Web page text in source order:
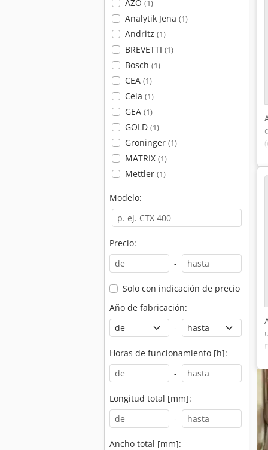
AZO (1)
Analytik Jena (1)
Andritz (1)
BREVETTI (1)
Bosch (1)
CEA (1)
Ceia (1)
GEA (1)
GOLD (1)
Groninger (1)
MATRIX (1)
Mettler (1)
Modelo:
Precio:
-
Solo con indicación de precio
Año de fabricación:
-
Horas de funcionamiento [h]:
-
Longitud total [mm]:
-
Ancho total [mm]: